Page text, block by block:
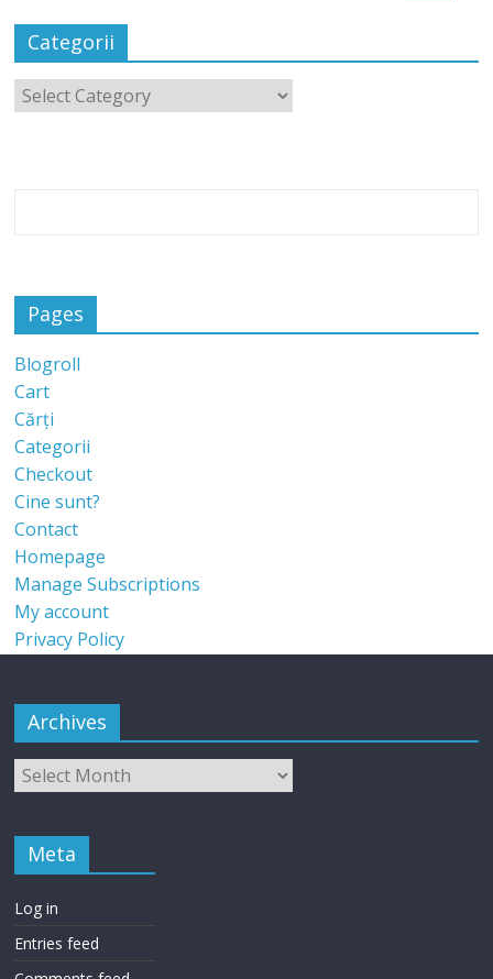
Categorii
Pages
Blogroll
Cart
Cărți
Categorii
Checkout
Cine sunt?
Contact
Homepage
Manage Subscriptions
My account
Privacy Policy
Archives
Meta
Log in
Entries feed